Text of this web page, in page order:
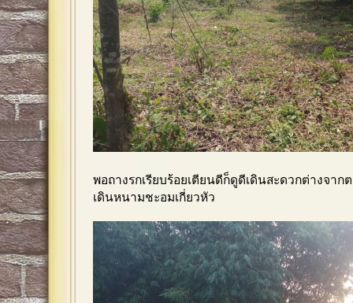
พอถางรกเรียบร้อยเตียนดีก็ดูดีเดินสะดวกต่างจาก
เดินหนามชะอมเกี่ยวหัว